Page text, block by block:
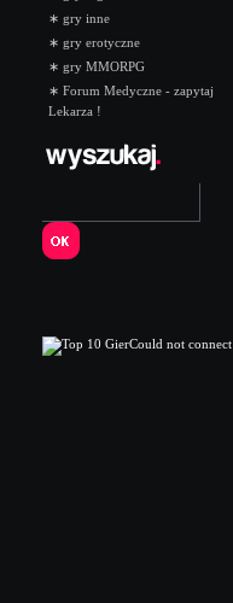
∗ gry inne
∗ gry erotyczne
∗ gry MMORPG
∗ Forum Medyczne - zapytaj
Lekarza !
Could not connect